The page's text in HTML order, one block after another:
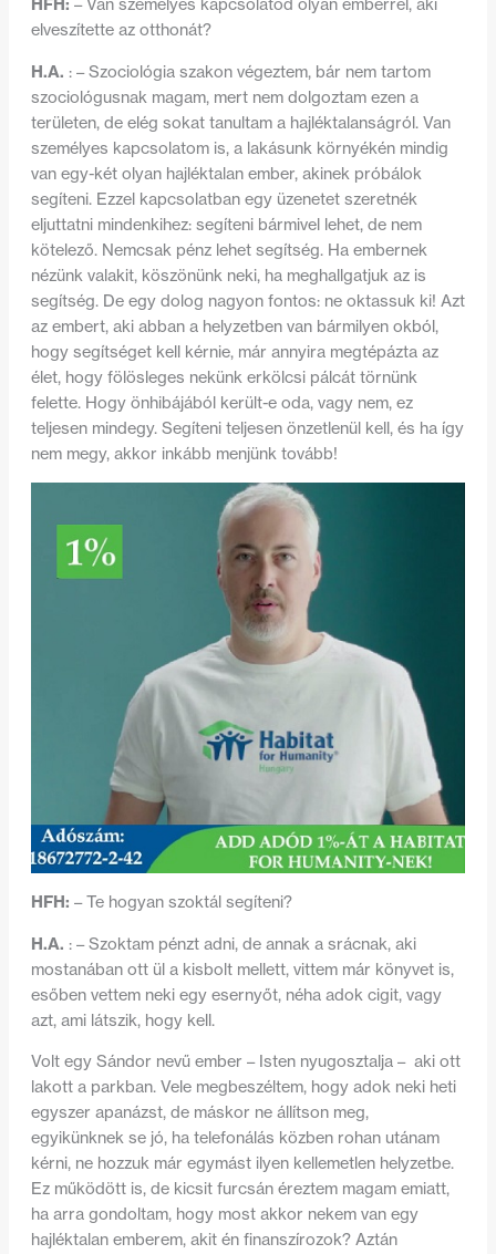
– Van személyes kapcsolatod olyan emberrel, aki
elveszítette az otthonát?
H.A. : – Szociológia szakon végeztem, bár nem tartom
szociológusnak magam, mert nem dolgoztam ezen a
területen, de elég sokat tanultam a hajléktalanságról. Van
személyes kapcsolatom is, a lakásunk környékén mindig
van egy-két olyan hajléktalan ember, akinek próbálok
segíteni. Ezzel kapcsolatban egy üzenetet szeretnék
eljuttatni mindenkihez: segíteni bármivel lehet, de nem
kötelező. Nemcsak pénz lehet segítség. Ha embernek
nézünk valakit, köszönünk neki, ha meghallgatjuk az is
segítség. De egy dolog nagyon fontos: ne oktassuk ki! Azt
az embert, aki abban a helyzetben van bármilyen okból,
hogy segítséget kell kérnie, már annyira megtépázta az
élet, hogy fölösleges nekünk erkölcsi pálcát törnünk
felette. Hogy önhibájából került-e oda, vagy nem, ez
teljesen mindegy. Segíteni teljesen önzetlenül kell, és ha így
nem megy, akkor inkább menjünk tovább!
HFH: – Te hogyan szoktál segíteni?
H.A. : – Szoktam pénzt adni, de annak a srácnak, aki
mostanában ott ül a kisbolt mellett, vittem már könyvet is,
esőben vettem neki egy esernyőt, néha adok cigit, vagy
azt, ami látszik, hogy kell.
Volt egy Sándor nevű ember – Isten nyugosztalja – aki ott
lakott a parkban. Vele megbeszéltem, hogy adok neki heti
egyszer apanázst, de máskor ne állítson meg,
egyikünknek se jó, ha telefonálás közben rohan utánam
kérni, ne hozzuk már egymást ilyen kellemetlen helyzetbe.
Ez működött is, de kicsit furcsán éreztem magam emiatt,
ha arra gondoltam, hogy most akkor nekem van egy
hajléktalan emberem, akit én finanszírozok? Aztán